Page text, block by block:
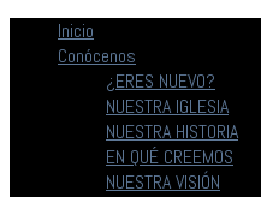
Inicio
Conócenos
¿ERES NUEVO?
NUESTRA IGLESIA
NUESTRA HISTORIA
EN QUÉ CREEMOS
NUESTRA VISIÓN